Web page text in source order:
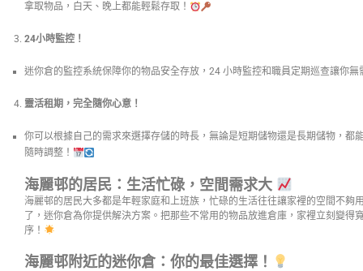
拿取物品，白天、晚上都能輕鬆存取！
24小時監控！
迷你倉的監控系統保障你的物品安全存放，24 小時監控和職員定期巡查讓你無
靈活租期，完全隨你心意！
你可以根據自己的需求來選擇存儲的時長，無論是短期儲物還是長期儲物，都
隨時調整！
海麗邨的居民：生活忙碌，空間需求大
海麗邨的居民大多都是年輕家庭和上班族，忙碌的生活往往讓家裡的空間不夠
了，迷你倉為你提供解決方案。把那些不常用的物品放進倉庫，家裡立刻變得
序！
海麗邨附近的迷你倉：你的最佳選擇！